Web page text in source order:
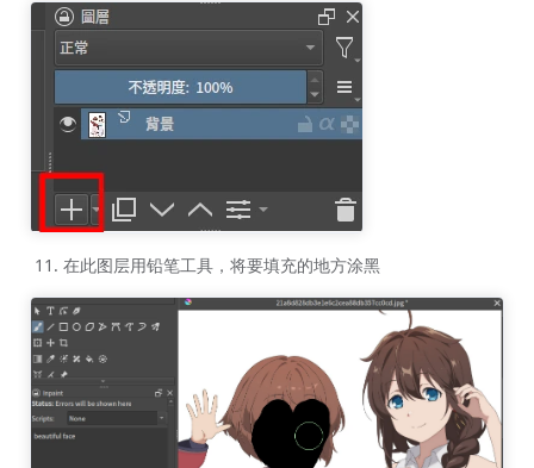
在此图层用铅笔工具，将要填充的地方涂黑